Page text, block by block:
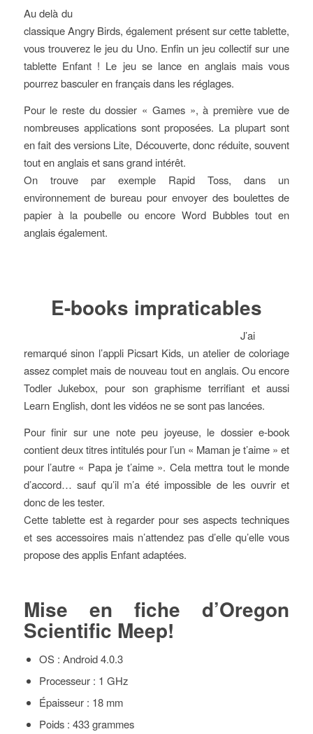
Au delà du
classique Angry Birds, également présent sur cette tablette,
vous trouverez le jeu du Uno. Enfin un jeu collectif sur une
tablette Enfant ! Le jeu se lance en anglais mais vous
pourrez basculer en français dans les réglages.
Pour le reste du dossier « Games », à première vue de
nombreuses applications sont proposées. La plupart sont
en fait des versions Lite, Découverte, donc réduite, souvent
tout en anglais et sans grand intérêt.
On trouve par exemple Rapid Toss, dans un
environnement de bureau pour envoyer des boulettes de
papier à la poubelle ou encore Word Bubbles tout en
anglais également.
E-books impraticables
J’ai
remarqué sinon l’appli Picsart Kids, un atelier de coloriage
assez complet mais de nouveau tout en anglais. Ou encore
Todler Jukebox, pour son graphisme terrifiant et aussi
Learn English, dont les vidéos ne se sont pas lancées.
Pour finir sur une note peu joyeuse, le dossier e-book
contient deux titres intitulés pour l’un « Maman je t’aime » et
pour l’autre « Papa je t’aime ». Cela mettra tout le monde
d’accord… sauf qu’il m’a été impossible de les ouvrir et
donc de les tester.
Cette tablette est à regarder pour ses aspects techniques
et ses accessoires mais n’attendez pas d’elle qu’elle vous
propose des applis Enfant adaptées.
Mise en fiche d’Oregon
Scientific Meep!
OS : Android 4.0.3
Processeur : 1 GHz
Épaisseur : 18 mm
Poids : 433 grammes